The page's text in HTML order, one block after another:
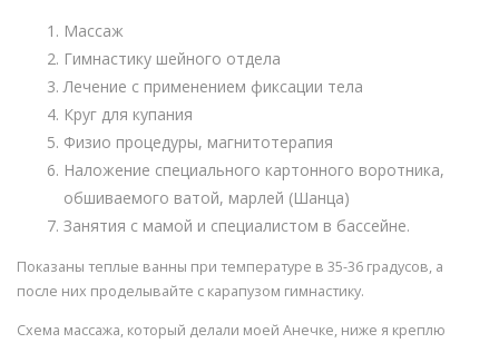
Массаж
Гимнастику шейного отдела
Лечение с применением фиксации тела
Круг для купания
Физио процедуры, магнитотерапия
Наложение специального картонного воротника,
обшиваемого ватой, марлей (Шанца)
Занятия с мамой и специалистом в бассейне.
Показаны теплые ванны при температуре в 35-36 градусов, а
после них проделывайте с карапузом гимнастику.
Схема массажа, который делали моей Анечке, ниже я креплю